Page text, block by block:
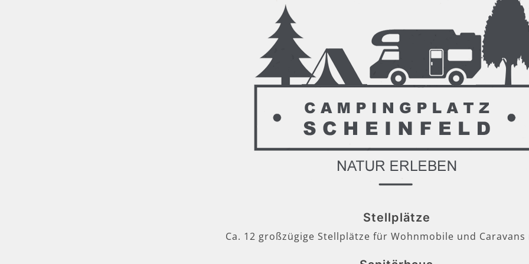
Stellplätze
Ca. 12 großzügige Stellplätze für Wohnmobile und Caravans